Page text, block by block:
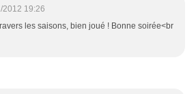
2012 19:26
les saisons, bien joué ! Bonne soirée<br